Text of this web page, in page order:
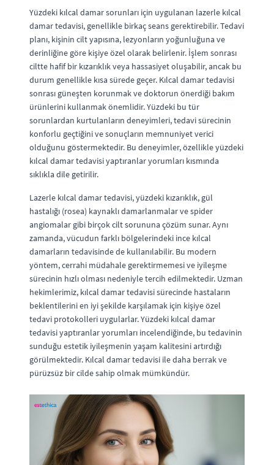
Yüzdeki kılcal damar sorunları için uygulanan lazerle kılcal
damar tedavisi, genellikle birkaç seans gerektirebilir. Tedavi
planı, kişinin cilt yapısına, lezyonların yoğunluğuna ve
derinliğine göre kişiye özel olarak belirlenir. İşlem sonrası
ciltte hafif bir kızarıklık veya hassasiyet oluşabilir, ancak bu
durum genellikle kısa sürede geçer. Kılcal damar tedavisi
sonrası güneşten korunmak ve doktorun önerdiği bakım
ürünlerini kullanmak önemlidir. Yüzdeki bu tür
sorunlardan kurtulanların deneyimleri, tedavi sürecinin
konforlu geçtiğini ve sonuçların memnuniyet verici
olduğunu göstermektedir. Bu deneyimler, özellikle yüzdeki
kılcal damar tedavisi yaptıranlar yorumları kısmında
sıklıkla dile getirilir.
Lazerle kılcal damar tedavisi, yüzdeki kızarıklık, gül
hastalığı (rosea) kaynaklı damarlanmalar ve spider
angiomalar gibi birçok cilt sorununa çözüm sunar. Aynı
zamanda, vücudun farklı bölgelerindeki ince kılcal
damarların tedavisinde de kullanılabilir. Bu modern
yöntem, cerrahi müdahale gerektirmemesi ve iyileşme
sürecinin hızlı olması nedeniyle tercih edilmektedir. Uzman
hekimlerimiz, kılcal damar tedavisi sürecinde hastaların
beklentilerini en iyi şekilde karşılamak için kişiye özel
tedavi protokolleri uygularlar. Yüzdeki kılcal damar
tedavisi yaptıranlar yorumları incelendiğinde, bu tedavinin
sunduğu estetik iyileşmenin yaşam kalitesini artırdığı
görülmektedir. Kılcal damar tedavisi ile daha berrak ve
pürüzsüz bir cilde sahip olmak mümkündür.